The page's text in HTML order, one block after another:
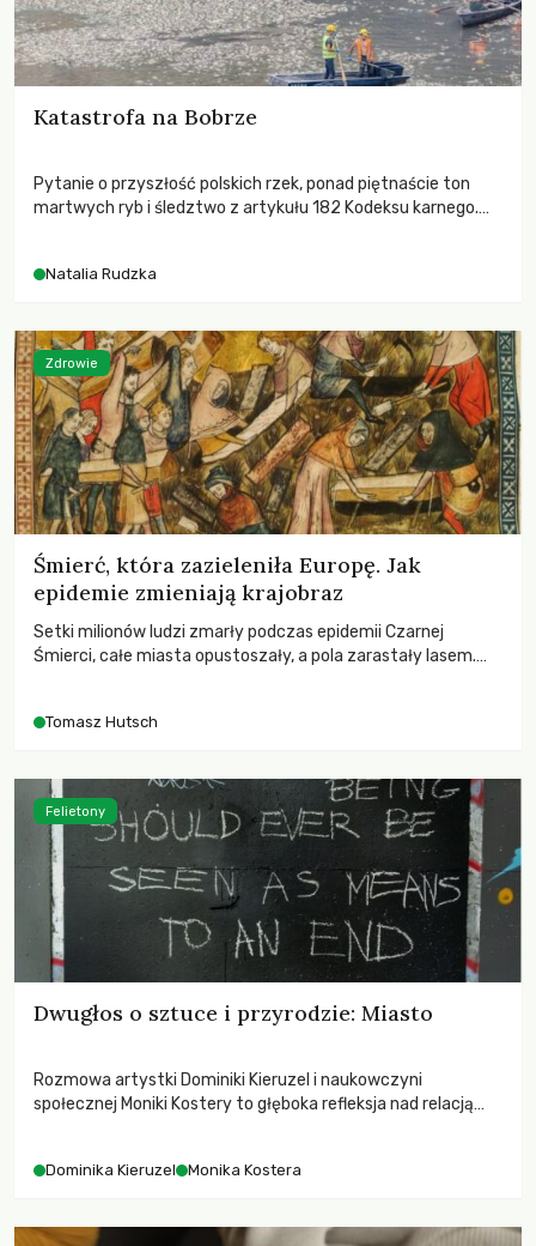
Katastrofa na Bobrze
Pytanie o przyszłość polskich rzek, ponad piętnaście ton
martwych ryb i śledztwo z artykułu 182 Kodeksu karnego.
zdarzeń prowadzących do biologicznej śmierci rzeki.
Natalia Rudzka
Śmierć, która zazieleniła Europę. Jak
epidemie zmieniają krajobraz
Setki milionów ludzi zmarły podczas epidemii Czarnej
Śmierci, całe miasta opustoszały, a pola zarastały lasem.
największych katastrof w swoich dziejach.
Tomasz Hutsch
Zdrowie
Dwugłos o sztuce i przyrodzie: Miasto
Rozmowa artystki Dominiki Kieruzel i naukowczyni
społecznej Moniki Kostery to głęboka refleksja nad relacją
Dominika Kieruzel Monika Kostera
Felietony